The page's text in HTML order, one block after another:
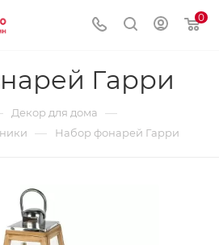
0
Гарри
Декор для дома —
— Набор фонарей Гарри